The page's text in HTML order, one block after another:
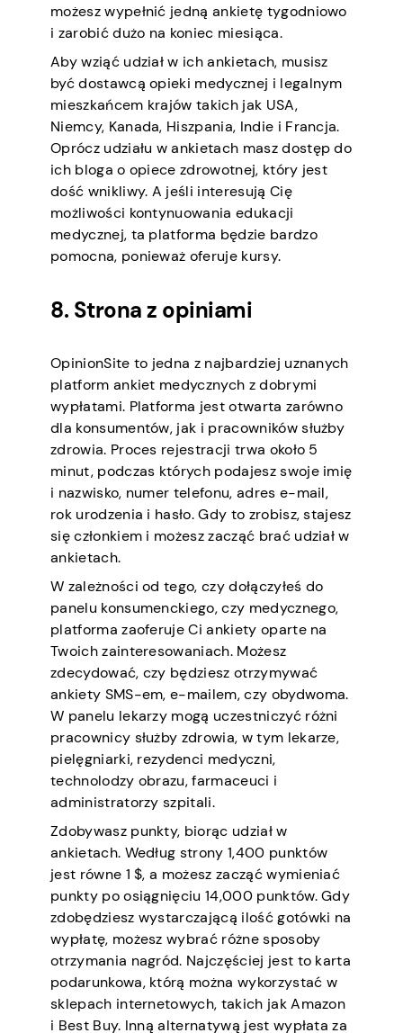
możesz wypełnić jedną ankietę tygodniowo
i zarobić dużo na koniec miesiąca.
Aby wziąć udział w ich ankietach, musisz
być dostawcą opieki medycznej i legalnym
mieszkańcem krajów takich jak USA,
Niemcy, Kanada, Hiszpania, Indie i Francja.
Oprócz udziału w ankietach masz dostęp do
ich bloga o opiece zdrowotnej, który jest
dość wnikliwy. A jeśli interesują Cię
możliwości kontynuowania edukacji
medycznej, ta platforma będzie bardzo
pomocna, ponieważ oferuje kursy.
8. Strona z opiniami
OpinionSite to jedna z najbardziej uznanych
platform ankiet medycznych z dobrymi
wypłatami. Platforma jest otwarta zarówno
dla konsumentów, jak i pracowników służby
zdrowia. Proces rejestracji trwa około 5
minut, podczas których podajesz swoje imię
i nazwisko, numer telefonu, adres e-mail,
rok urodzenia i hasło. Gdy to zrobisz, stajesz
się członkiem i możesz zacząć brać udział w
ankietach.
W zależności od tego, czy dołączyłeś do
panelu konsumenckiego, czy medycznego,
platforma zaoferuje Ci ankiety oparte na
Twoich zainteresowaniach. Możesz
zdecydować, czy będziesz otrzymywać
ankiety SMS-em, e-mailem, czy obydwoma.
W panelu lekarzy mogą uczestniczyć różni
pracownicy służby zdrowia, w tym lekarze,
pielęgniarki, rezydenci medyczni,
technolodzy obrazu, farmaceuci i
administratorzy szpitali.
Zdobywasz punkty, biorąc udział w
ankietach. Według strony 1,400 punktów
jest równe 1 $, a możesz zacząć wymieniać
punkty po osiągnięciu 14,000 punktów. Gdy
zdobędziesz wystarczającą ilość gotówki na
wypłatę, możesz wybrać różne sposoby
otrzymania nagród. Najczęściej jest to karta
podarunkowa, którą można wykorzystać w
sklepach internetowych, takich jak Amazon
i Best Buy. Inną alternatywą jest wypłata za